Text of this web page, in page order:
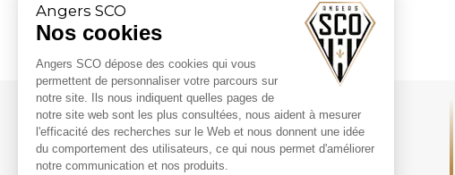
Angers SCO
Nos cookies
Angers SCO dépose des cookies qui vous
permettent de personnaliser votre parcours sur
notre site. Ils nous indiquent quelles pages de
notre site web sont les plus consultées, nous aident à mesurer
l'efficacité des recherches sur le Web et nous donnent une idée
du comportement des utilisateurs, ce qui nous permet d'améliorer
notre communication et nos produits.
Partenaires majeurs